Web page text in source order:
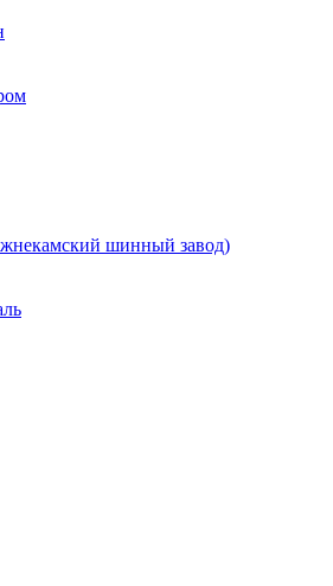
шинный завод)